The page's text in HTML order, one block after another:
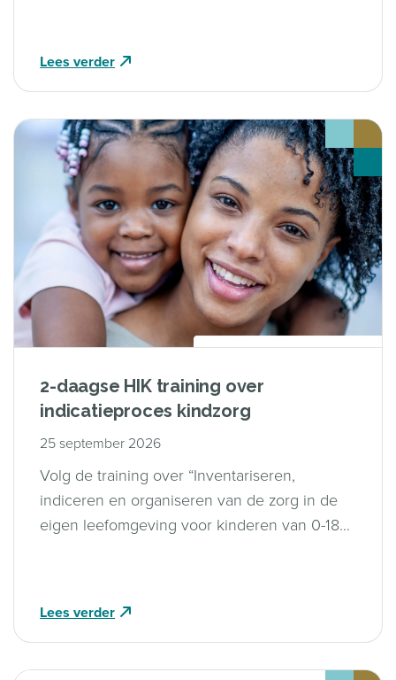
Lees verder
2-daagse HIK training over
indicatieproces kindzorg
25 september 2026
Volg de training over “Inventariseren,
indiceren en organiseren van de zorg in de
eigen leefomgeving voor kinderen van 0-18
Lees verder